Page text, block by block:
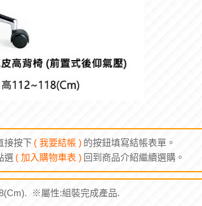
接按下 ( 我要結帳 ) 的按鈕填寫結帳表單。
選 ( 加入購物車表 ) 回到商品介紹繼續選購。
※屬性:組裝完成產品.